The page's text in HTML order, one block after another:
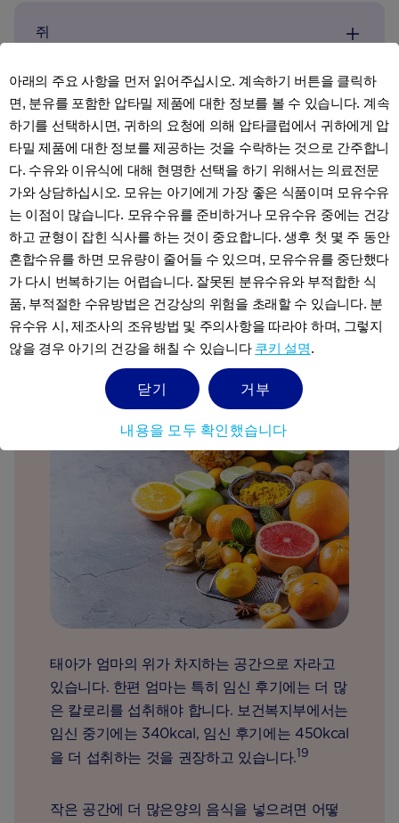
쥐
임신선
복부 통증
잇몸 통증
임신 중 식생활
태아가 엄마의 위가 차지하는 공간으로 자라고
있습니다. 한편 엄마는 특히 임신 후기에는 더 많
은 칼로리를 섭취해야 합니다. 보건복지부에서는
임신 중기에는 340kcal, 임신 후기에는 450kcal
을 더 섭취하는 것을 권장하고 있습니다.19
작은 공간에 더 많은양의 음식을 넣으려면 어떻
아래의 주요 사항을 먼저 읽어주십시오. 계속하기 버튼을 클릭하
면, 분유를 포함한 압타밀 제품에 대한 정보를 볼 수 있습니다. 계속
하기를 선택하시면, 귀하의 요청에 의해 압타클럽에서 귀하에게 압
타밀 제품에 대한 정보를 제공하는 것을 수락하는 것으로 간주합니
다. 수유와 이유식에 대해 현명한 선택을 하기 위해서는 의료전문
가와 상담하십시오. 모유는 아기에게 가장 좋은 식품이며 모유수유
는 이점이 많습니다. 모유수유를 준비하거나 모유수유 중에는 건강
하고 균형이 잡힌 식사를 하는 것이 중요합니다. 생후 첫 몇 주 동안
혼합수유를 하면 모유량이 줄어들 수 있으며, 모유수유를 중단했다
가 다시 번복하기는 어렵습니다. 잘못된 분유수유와 부적합한 식
품, 부적절한 수유방법은 건강상의 위험을 초래할 수 있습니다. 분
유수유 시, 제조사의 조유방법 및 주의사항을 따라야 하며, 그렇지
않을 경우 아기의 건강을 해칠 수 있습니다 쿠키 설명.
닫기
거부
내용을 모두 확인했습니다